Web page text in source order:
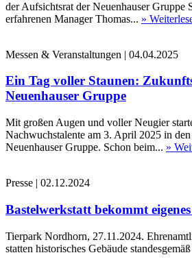
der Aufsichtsrat der Neuenhauser
erfahrenen Manager Thomas... »
Messen & Veranstaltungen | 04.04.2025
Ein Tag voller Staunen:
Neuenhauser Gruppe
Mit großen Augen und voller Neugier
Nachwuchstalente am 3. April 2025 in
Neuenhauser Gruppe. Schon beim... »
Presse | 02.12.2024
Bastelwerkstatt bekommt
Tierpark Nordhorn, 27.11.2024.
statten historisches Gebäude standesgemäß